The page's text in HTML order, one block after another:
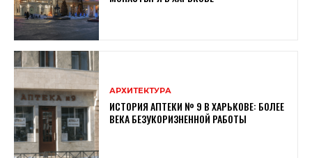
АРХИТЕКТУРА
ИСТОРИЯ АПТЕКИ № 9 В ХАРЬКОВЕ: БОЛЕЕ
ВЕКА БЕЗУКОРИЗНЕННОЙ РАБОТЫ